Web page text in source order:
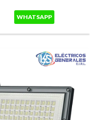
WHATSAPP